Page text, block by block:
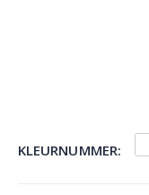
KLEURNUMMER: